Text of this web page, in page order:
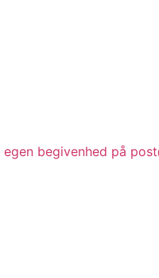
begivenhed på